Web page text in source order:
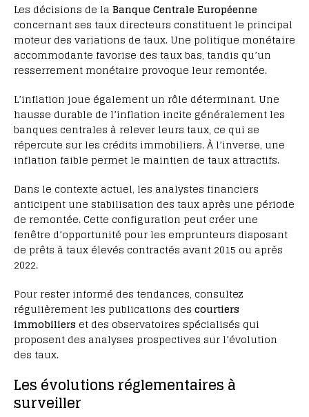
Les décisions de la Banque Centrale Européenne
concernant ses taux directeurs constituent le principal
moteur des variations de taux. Une politique monétaire
accommodante favorise des taux bas, tandis qu’un
resserrement monétaire provoque leur remontée.
L’inflation joue également un rôle déterminant. Une
hausse durable de l’inflation incite généralement les
banques centrales à relever leurs taux, ce qui se
répercute sur les crédits immobiliers. À l’inverse, une
inflation faible permet le maintien de taux attractifs.
Dans le contexte actuel, les analystes financiers
anticipent une stabilisation des taux après une période
de remontée. Cette configuration peut créer une
fenêtre d’opportunité pour les emprunteurs disposant
de prêts à taux élevés contractés avant 2015 ou après
2022.
Pour rester informé des tendances, consultez
régulièrement les publications des courtiers
immobiliers et des observatoires spécialisés qui
proposent des analyses prospectives sur l’évolution
des taux.
Les évolutions réglementaires à
surveiller